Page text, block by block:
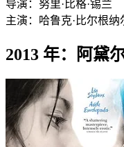
导演： 努里·比格·锡兰
主演： 哈鲁克·比尔根纳
2013 年：阿黛